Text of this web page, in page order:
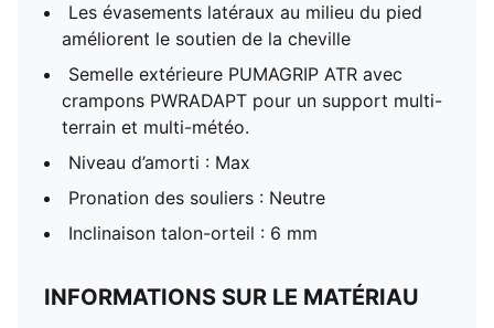
Les évasements latéraux au milieu du pied
améliorent le soutien de la cheville
Semelle extérieure PUMAGRIP ATR avec
crampons PWRADAPT pour un support multi-
terrain et multi-météo.
Niveau d’amorti : Max
Pronation des souliers : Neutre
Inclinaison talon-orteil : 6 mm
INFORMATIONS SUR LE MATÉRIAU